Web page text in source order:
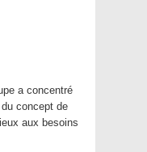
a concentré
concept de
aux besoins